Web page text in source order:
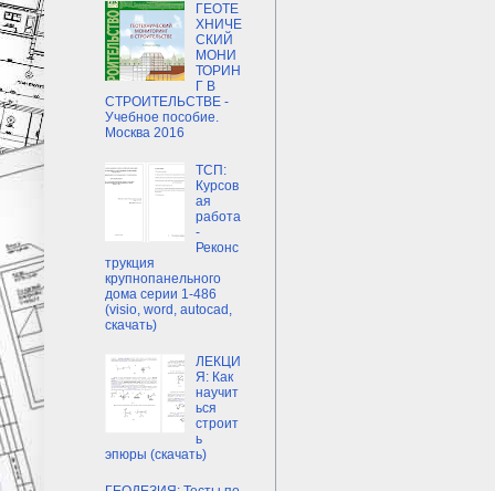
ГЕОТЕ
ХНИЧЕ
СКИЙ
МОНИ
ТОРИН
Г В
СТРОИТЕЛЬСТВЕ -
Учебное пособие.
Москва 2016
ТСП:
Курсов
ая
работа
-
Реконс
трукция
крупнопанельного
дома серии 1-486
(visio, word, autocad,
скачать)
ЛЕКЦИ
Я: Как
научит
ься
строит
ь
эпюры (скачать)